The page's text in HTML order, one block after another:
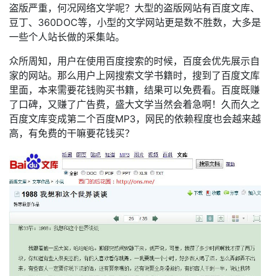
盗版严重，何况网络文学呢？大型的盗版网站有百度文库、
豆丁、360DOC等，小型的文学网站更是数不胜数，大多是
一些个人站长做的采集站。
众所周知，用户在使用百度搜索的时候，百度会优先展示自
家的网站。那么用户上网搜索文学书籍时，搜到了百度文库
里面，本来需要花钱购买书籍，结果可以免费看。百度既赚
了口碑，又赚了广告费，盛大文学当然会着急啊！久而久之
百度文库变成第二个百度MP3，网民的依赖程度也会越来越
高，有免费的干嘛要花钱买？